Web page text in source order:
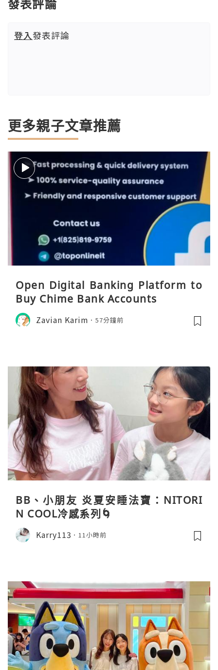
發表評論
登入發表評論
更多親子文章推薦
Open Digital Banking Platform to
Buy Chime Bank Accounts
Zavian Karim 57分鐘前
BB、小朋友 炎夏安睡法寶：NITORI
N COOL冷感系列🌀
Karry113 11小時前